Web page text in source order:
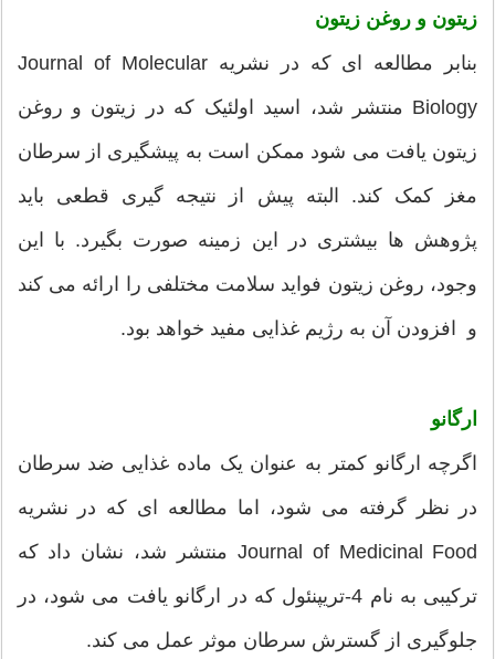
زیتون و روغن زیتون
بنابر مطالعه ای که در نشریه Journal of Molecular
Biology منتشر شد، اسید اولئیک که در زیتون و روغن
زیتون یافت می شود ممکن است به پیشگیری از سرطان
مغز کمک کند. البته پیش از نتیجه گیری قطعی باید
پژوهش ها بیشتری در این زمینه صورت بگیرد. با این
وجود، روغن زیتون فواید سلامت مختلفی را ارائه می کند
و افزودن آن به رژیم غذایی مفید خواهد بود.
ارگانو
اگرچه ارگانو کمتر به عنوان یک ماده غذایی ضد سرطان
در نظر گرفته می شود، اما مطالعه ای که در نشریه
Journal of Medicinal Food منتشر شد، نشان داد که
ترکیبی به نام 4-تریپنئول که در ارگانو یافت می شود، در
جلوگیری از گسترش سرطان موثر عمل می کند.